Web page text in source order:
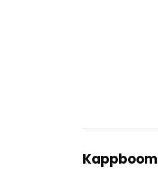
Kappboom